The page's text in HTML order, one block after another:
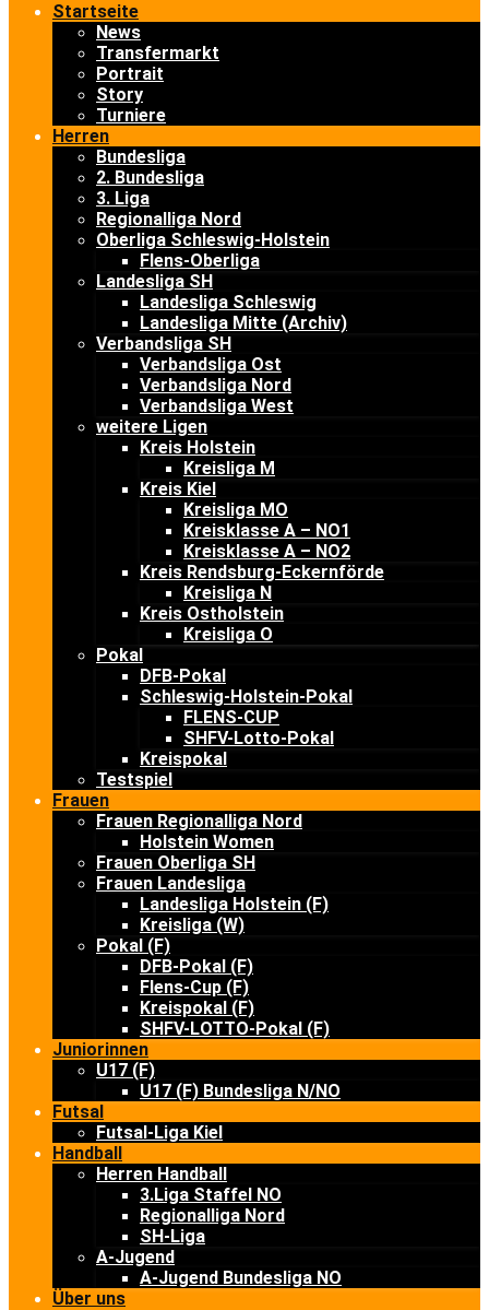
Startseite
News
Transfermarkt
Portrait
Story
Turniere
Herren
Bundesliga
2. Bundesliga
3. Liga
Regionalliga Nord
Oberliga Schleswig-Holstein
Flens-Oberliga
Landesliga SH
Landesliga Schleswig
Landesliga Mitte (Archiv)
Verbandsliga SH
Verbandsliga Ost
Verbandsliga Nord
Verbandsliga West
weitere Ligen
Kreis Holstein
Kreisliga M
Kreis Kiel
Kreisliga MO
Kreisklasse A – NO1
Kreisklasse A – NO2
Kreis Rendsburg-Eckernförde
Kreisliga N
Kreis Ostholstein
Kreisliga O
Pokal
DFB-Pokal
Schleswig-Holstein-Pokal
FLENS-CUP
SHFV-Lotto-Pokal
Kreispokal
Testspiel
Frauen
Frauen Regionalliga Nord
Holstein Women
Frauen Oberliga SH
Frauen Landesliga
Landesliga Holstein (F)
Kreisliga (W)
Pokal (F)
DFB-Pokal (F)
Flens-Cup (F)
Kreispokal (F)
SHFV-LOTTO-Pokal (F)
Juniorinnen
U17 (F)
U17 (F) Bundesliga N/NO
Futsal
Futsal-Liga Kiel
Handball
Herren Handball
3.Liga Staffel NO
Regionalliga Nord
SH-Liga
A-Jugend
A-Jugend Bundesliga NO
Über uns